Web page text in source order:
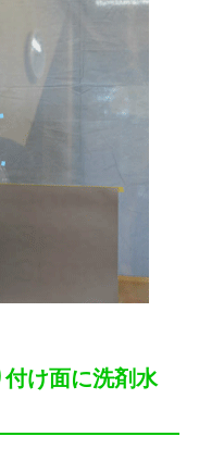
付け面に洗剤水